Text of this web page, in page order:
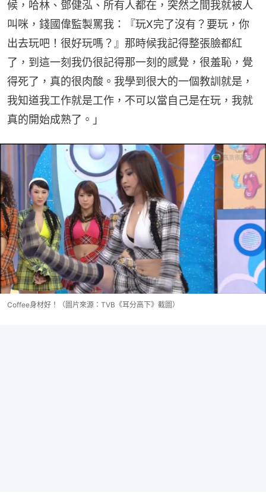
候，哈林、鄧健泓、所有人都在，突然之間我就被人
叫咪，錢國偉監製罵我：『玩X完了沒有？要玩，你
出去玩吧！很好玩嗎？』那時候我記得整張臉都紅
了，到這一刻我仍很記得那一刻的感覺，很羞恥，覺
得死了，真的很肉酸。我學到很大的一個教訓就是，
我知道我工作就是工作，不可以當自己是在玩，我就
真的開始成熟了。」
Coffee身材好！（圖片來源：TVB《耳分高下》截圖）